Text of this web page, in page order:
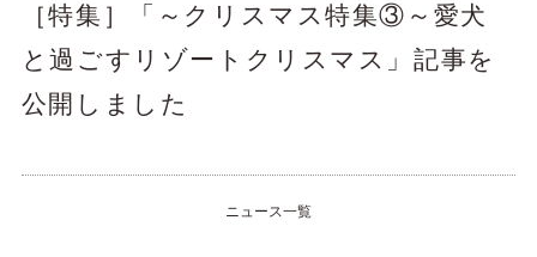
［特集］「～クリスマス特集③～愛犬
と過ごすリゾートクリスマス」記事を
公開しました
ニュース一覧